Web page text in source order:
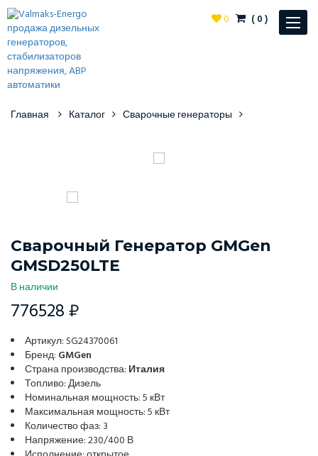
Toggle
0 (0)
Главная Каталог Сварочные генераторы
Сварочный Генератор GMGen
GMSD250LTE
В наличии
776528 ₽
Артикул: SG24370061
Бренд: GMGen
Страна производства: Италия
Топливо: Дизель
Номинальная мощность: 5 кВт
Максимальная мощность: 5 кВт
Количество фаз: 3
Напряжение: 230/400 В